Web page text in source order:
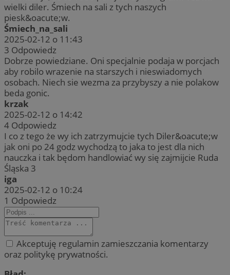
wielki diler. Śmiech na sali z tych naszych
piesk&oacute;w.
Śmiech_na_sali
2025-02-12 o 11:43
3 Odpowiedz
Dobrze powiedziane. Oni specjalnie podaja w porcjach
aby robilo wrazenie na starszych i nieswiadomych
osobach. Niech sie wezma za przybyszy a nie polakow
beda gonic.
krzak
2025-02-12 o 14:42
4 Odpowiedz
I co z tego że wy ich zatrzymujcie tych Diler&oacute;w
jak oni po 24 godz wychodzą to jaka to jest dla nich
nauczka i tak będom handlowiać wy się zajmijcie Ruda
Śląska 3
iga
2025-02-12 o 10:24
1 Odpowiedz
Akceptuję regulamin zamieszczania komentarzy
oraz politykę prywatności.